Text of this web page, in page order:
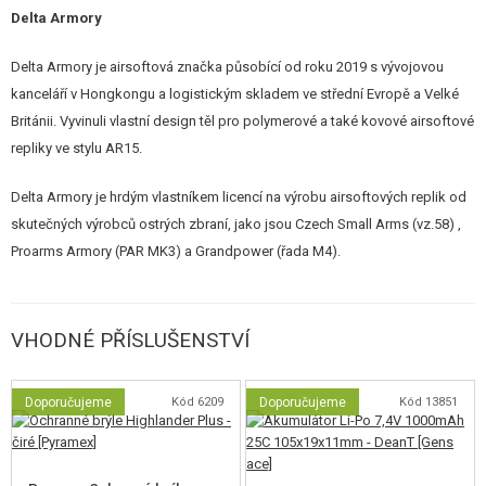
přidala do FREYA série
spouště a zároveň je zbraň připravena k použití s11,1 V Li-Po akumulátory
(akumulátor se vkládá do tubusu pažby). Samozřejmostí jeDeans-T
konektor, který nahradil klasický Tamiya konektor.
procesorové jednotky, ale takédélky dráhy spouště prostřednictvím
nastavitelného šroubu umístěného přímo ve spoušti. Jednotka ETU
sleduje stav baterie, v případě jejího nedostatečného nabití nebo přebití
SEMI v režimu Auto
Dávka 3 výstřely
Dávka 5 výstřelů
Delta Armory
Delta Armory je airsoftová značka působící od roku 2019 s vývojovou
kanceláří v Hongkongu a logistickým skladem ve střední Evropě a Velké
Británii. Vyvinuli vlastní design těl pro polymerové a také kovové airsoftové
repliky ve stylu AR15.
Delta Armory je hrdým vlastníkem licencí na výrobu airsoftových replik od
skutečných výrobců ostrých zbraní, jako jsou Czech Small Arms (vz.58) ,
Proarms Armory (PAR MK3) a Grandpower (řada M4).
VHODNÉ PŘÍSLUŠENSTVÍ
Doporučujeme Kód 6209 Doporučujeme Kód 13851